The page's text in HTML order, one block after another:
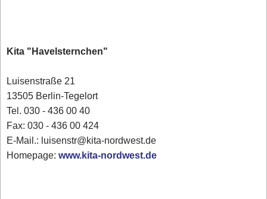
Kita "Havelsternchen"
Luisenstraße 21
13505 Berlin-Tegelort
Tel. 030 - 436 00 40
Fax: 030 - 436 00 424
E-Mail.: luisenstr@kita-nordwest.de
Homepage:www.kita-nordwest.de